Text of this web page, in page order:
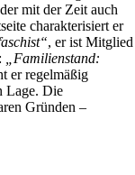
mit der Zeit auch
charakterisiert er
, er ist Mitglied
„Familienstand:
er regelmäßig
Lage. Die
Gründen –